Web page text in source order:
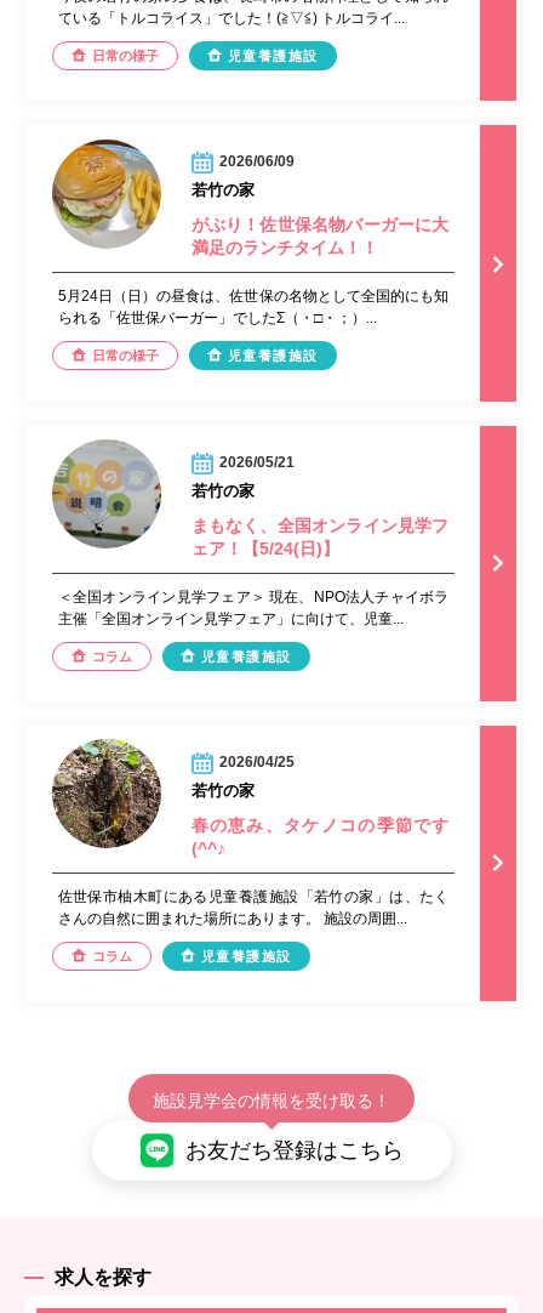
ている「トルコライス」でした！(≧▽≦) トルコライ...
日常の様子 児童養護施設
2026/06/09
若竹の家
がぶり！佐世保名物バーガーに大
満足のランチタイム！！
5月24日（日）の昼食は、佐世保の名物として全国的にも知
られる「佐世保バーガー」でしたΣ（・□・；）...
日常の様子 児童養護施設
2026/05/21
若竹の家
まもなく、全国オンライン見学フ
ェア！【5/24(日)】
＜全国オンライン見学フェア＞ 現在、NPO法人チャイボラ
主催「全国オンライン見学フェア」に向けて、児童...
コラム 児童養護施設
2026/04/25
若竹の家
春の恵み、タケノコの季節です
(^^♪
佐世保市柚木町にある児童養護施設「若竹の家」は、たく
さんの自然に囲まれた場所にあります。 施設の周囲...
コラム 児童養護施設
施設見学会の情報を受け取る！
お友だち登録はこちら
求人を探す